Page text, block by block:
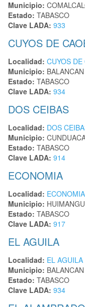
Municipio:
Estado: TABASCO
Clave LADA: 933
CUYOS DE
Localidad: CUYOS DE
Municipio: BALANCAN
Estado: TABASCO
Clave LADA: 934
DOS CEIBAS
Localidad: DOS
Municipio:
Estado: TABASCO
Clave LADA: 914
ECONOMIA
Localidad: ECONOMIA
Municipio:
Estado: TABASCO
Clave LADA: 917
EL AGUILA
Localidad: EL AGUILA
Municipio: BALANCAN
Estado: TABASCO
Clave LADA: 934